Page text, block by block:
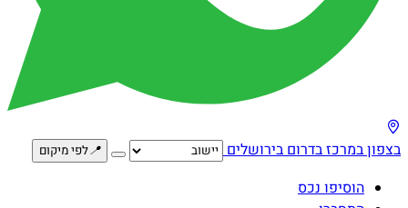
בצפוןבמרכזבדרוםבירושלים 📍לפי מיקום
הוסיפו נכס